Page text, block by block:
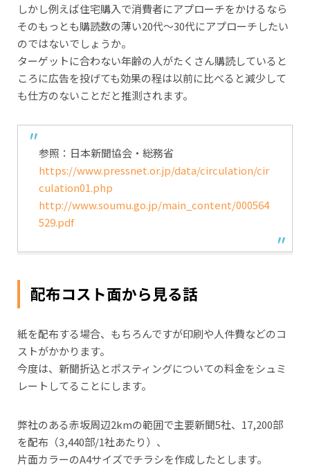
しかし例えば住宅購入で消費者にアプローチをかけるなら
そのもっとも購読数の薄い20代～30代にアプローチしたい
のではないでしょうか。
ターゲットに合わない年齢の人がたくさん購読していると
ころに広告を投げても効果の程は以前に比べると減少して
も仕方のないことだと推測されます。
参照：日本新聞協会・総務省
https://www.pressnet.or.jp/data/circulation/cir
culation01.php
http://www.soumu.go.jp/main_content/000564
529.pdf
配布コスト面から見る話
紙を配布する場合、もちろんですが印刷や人件費などのコ
ストがかかります。
今度は、新聞折込とポスティングについての料金をシュミ
レートしてることにします。
弊社のある赤坂周辺2kmの範囲で主要新聞5社、17,200部
を配布（3,440部/1社あたり）、
片面カラーのA4サイズでチラシを作成したとします。